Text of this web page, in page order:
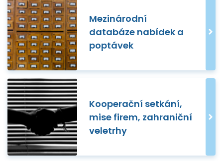
Mezinárodní
databáze nabídek a
poptávek
Kooperační setkání,
mise firem, zahraniční
veletrhy